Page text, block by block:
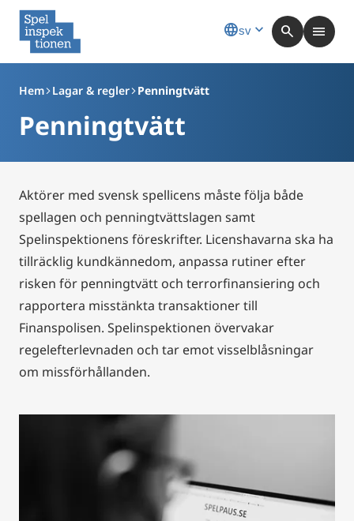
languagesv expand_more search menu
Hemarrow_forward_ios Lagar & reglerarrow_forward_ios Penningtvätt
Penningtvätt
Aktörer med svensk spellicens måste följa både
spellagen och penningtvättslagen samt
Spelinspektionens föreskrifter. Licenshavarna ska ha
tillräcklig kundkännedom, anpassa rutiner efter
risken för penningtvätt och terrorfinansiering och
rapportera misstänkta transaktioner till
Finanspolisen. Spelinspektionen övervakar
regelefterlevnaden och tar emot visselblåsningar
om missförhållanden.